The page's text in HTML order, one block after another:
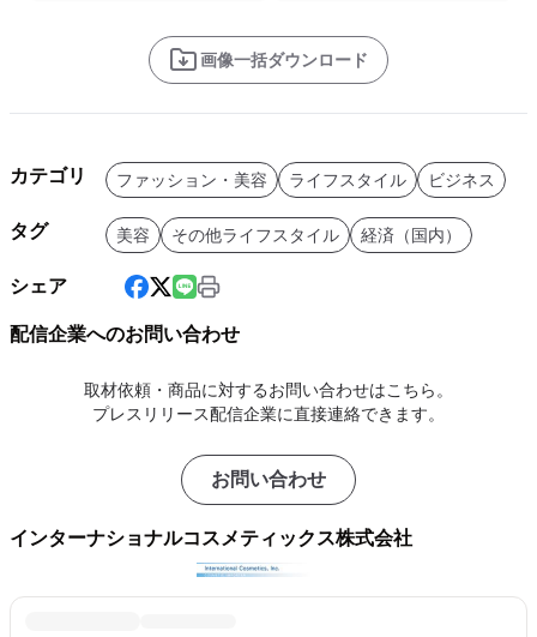
画像一括ダウンロード
カテゴリ ファッション・美容 ライフスタイル ビジネス
タグ 美容 その他ライフスタイル 経済（国内）
シェア
配信企業へのお問い合わせ
取材依頼・商品に対するお問い合わせはこちら。
プレスリリース配信企業に直接連絡できます。
お問い合わせ
インターナショナルコスメティックス株式会社